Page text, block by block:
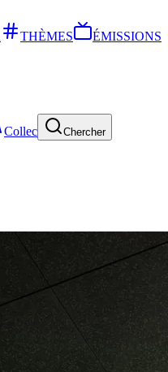
THÈMES
ÉMISSIONS
Collec Chercher